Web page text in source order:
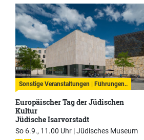
Sonstige Veranstaltungen | Führungen..
Europäischer Tag der Jüdischen
Kultur
Jüdische Isarvorstadt
So 6.9., 11.00 Uhr |Jüdisches Museum